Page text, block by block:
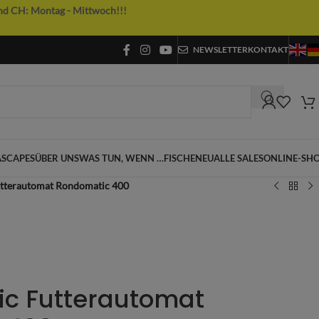
CH: Montag - Mittwoch!!!
NEWSLETTERKONTAKT
ÜBER UNSWAS TUN, WENN …FISCHENEUALLE SALESONLINE-
Rondomatic 400
Futterautomat